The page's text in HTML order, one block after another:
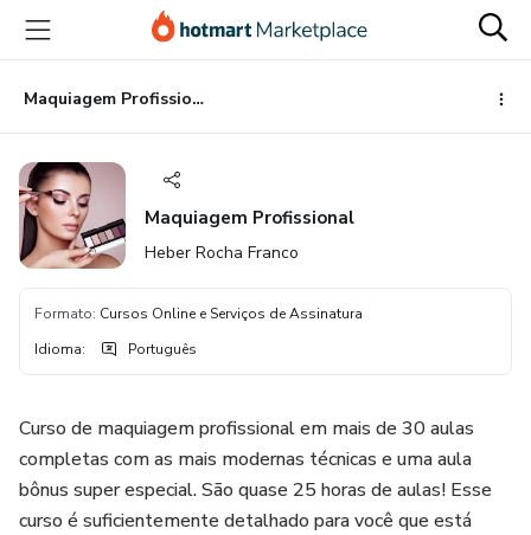
para
conteúdo
principal
para
pagamento
para
rodapé
Maquiagem Profissional
Maquiagem Profissional
Heber Rocha Franco
Formato: Cursos Online e Serviços de Assinatura
Idioma: Português
Curso de maquiagem profissional em mais de 30 aulas
completas com as mais modernas técnicas e uma aula
bônus super especial. São quase 25 horas de aulas! Esse
curso é suficientemente detalhado para você que está